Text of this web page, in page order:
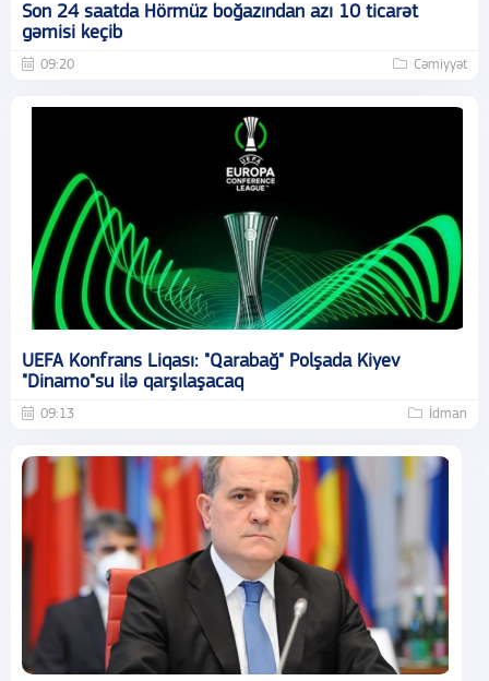
Son 24 saatda Hörmüz boğazından azı 10 ticarət
gəmisi keçib
09:20 Cəmiyyət
UEFA Konfrans Liqası: "Qarabağ" Polşada Kiyev
"Dinamo"su ilə qarşılaşacaq
09:13 İdman